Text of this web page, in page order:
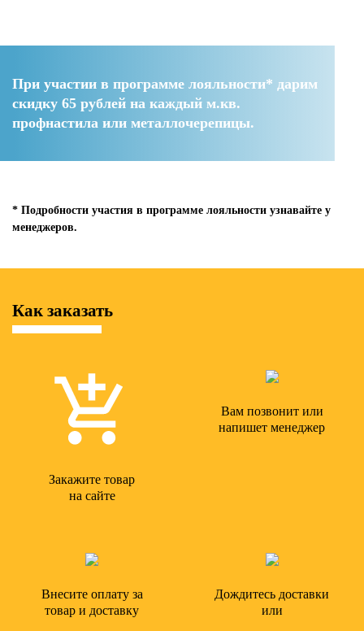
При участии в программе лояльности* дарим
скидку 65 рублей на каждый м.кв.
профнастила или металлочерепицы.
* Подробности участия в программе лояльности узнавайте у
менеджеров.
Как заказать
Закажите товар
на сайте
Вам позвонит или
напишет менеджер
Внесите оплату за
товар и доставку
Дождитесь доставки
или